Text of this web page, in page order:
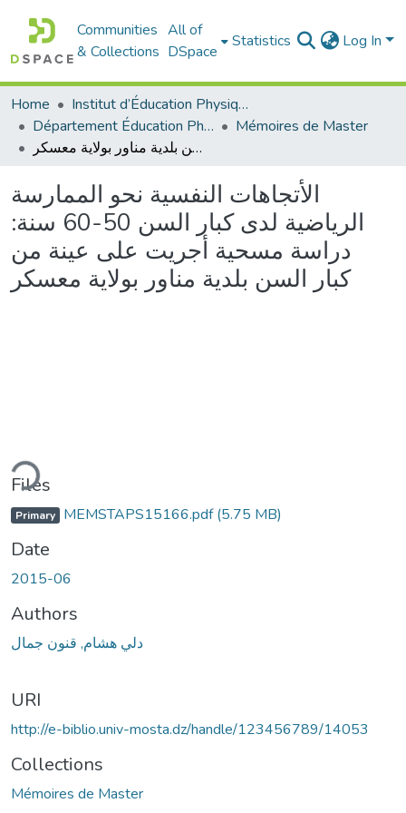
Communities
& Collections
All of
DSpace
Statistics Log In
Home
Institut d’Éducation Physique et Sportive
Département Éducation Physique et Sportive (EPS)
Mémoires de Master
الأتجاهات النفسية نحو الممارسة الرياضية لدى كبار السن 50-60 سنة: دراسة مسحية أجريت على عينة من كبار السن بلدية مناور بولاية معسكر
الأتجاهات النفسية نحو الممارسة
الرياضية لدى كبار السن 50-60 سنة:
دراسة مسحية أجريت على عينة من
كبار السن بلدية مناور بولاية معسكر
Files
Primary MEMSTAPS15166.pdf(5.75 MB)
Date
2015-06
Authors
دلي هشام, قنون جمال
URI
http://e-biblio.univ-mosta.dz/handle/123456789/14053
Collections
Mémoires de Master